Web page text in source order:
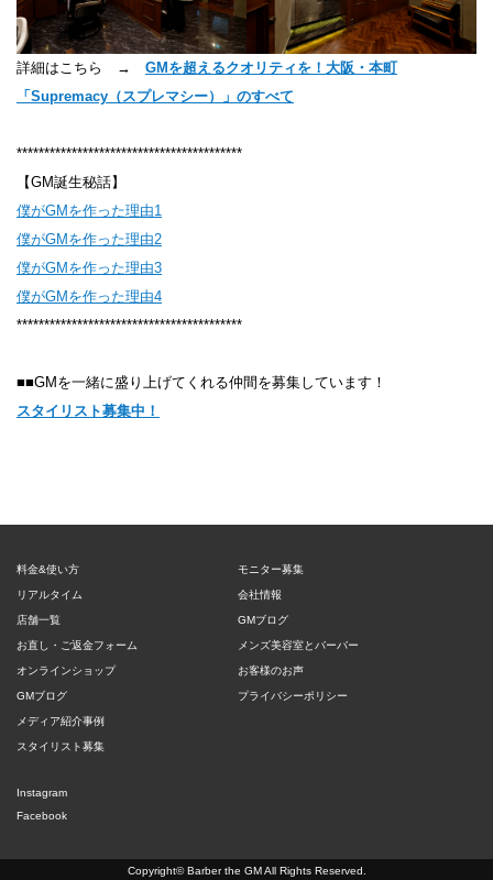
詳細はこちら → GMを超えるクオリティを！大阪・本町
「Supremacy（スプレマシー）」のすべて
*****************************************
【GM誕生秘話】
僕がGMを作った理由1
僕がGMを作った理由2
僕がGMを作った理由3
僕がGMを作った理由4
*****************************************
■■GMを一緒に盛り上げてくれる仲間を募集しています！
スタイリスト募集中！
料金&使い方
リアルタイム
店舗一覧
お直し・ご返金フォーム
オンラインショップ
GMブログ
メディア紹介事例
スタイリスト募集
モニター募集
会社情報
GMブログ
メンズ美容室とバーバー
お客様のお声
プライバシーポリシー
Instagram
Facebook
Copyright©Barber the GMAll Rights Reserved.